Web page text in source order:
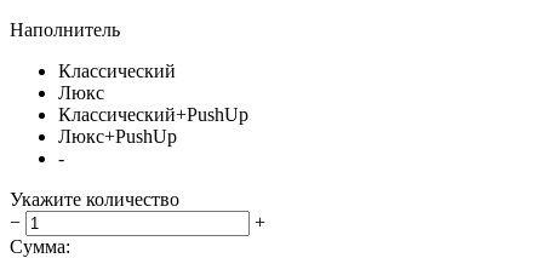
Наполнитель
Классический
Люкс
Классический+PushUp
Люкс+PushUp
-
Укажите количество
−
+
Сумма: